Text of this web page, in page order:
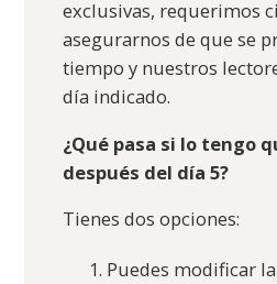
exclusivas, requerimos
asegurarnos de que se
tiempo y nuestros
día indicado.
¿Qué pasa si lo tengo
después del día 5?
Tienes dos opciones:
Puedes modificar